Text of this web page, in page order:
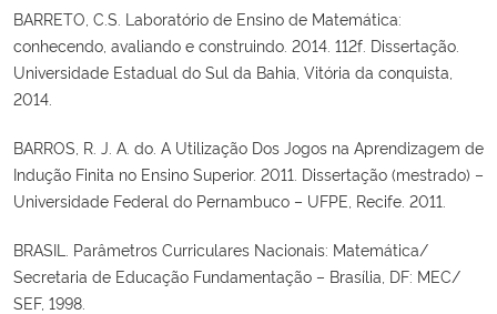
BARRETO, C.S. Laboratório de Ensino de Matemática:
conhecendo, avaliando e construindo. 2014. 112f. Dissertação.
Universidade Estadual do Sul da Bahia, Vitória da conquista,
2014.
BARROS, R. J. A. do. A Utilização Dos Jogos na Aprendizagem de
Indução Finita no Ensino Superior. 2011. Dissertação (mestrado) –
Universidade Federal do Pernambuco – UFPE, Recife. 2011.
BRASIL. Parâmetros Curriculares Nacionais: Matemática/
Secretaria de Educação Fundamentação – Brasília, DF: MEC/
SEF, 1998.